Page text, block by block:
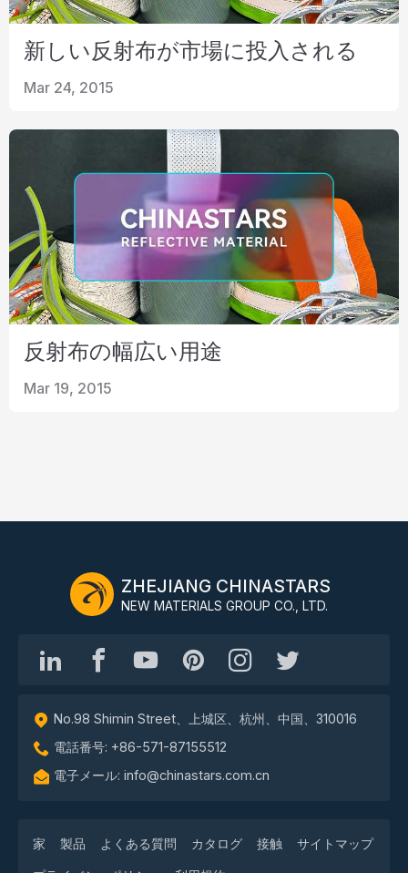
新しい反射布が市場に投入される
Mar 24, 2015
反射布の幅広い用途
Mar 19, 2015
ZHEJIANG CHINASTARS
NEW MATERIALS GROUP CO., LTD.
No.98 Shimin Street、上城区、杭州、中国、310016
電話番号: +86-571-87155512
電子メール: info@chinastars.com.cn
家 製品 よくある質問 カタログ 接触 サイトマップ